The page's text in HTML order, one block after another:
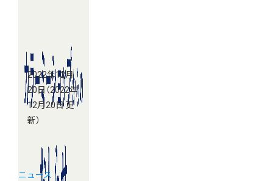
2022年12月
20日 （2022年
12月20日 更
新）
ニュース